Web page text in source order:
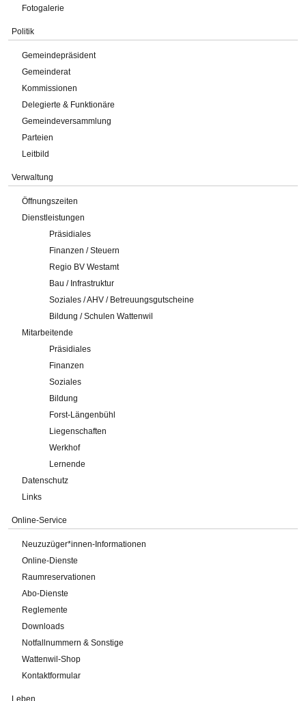
Fotogalerie
Politik
Gemeindepräsident
Gemeinderat
Kommissionen
Delegierte & Funktionäre
Gemeindeversammlung
Parteien
Leitbild
Verwaltung
Öffnungszeiten
Dienstleistungen
Präsidiales
Finanzen / Steuern
Regio BV Westamt
Bau / Infrastruktur
Soziales / AHV / Betreuungsgutscheine
Bildung / Schulen Wattenwil
Mitarbeitende
Präsidiales
Finanzen
Soziales
Bildung
Forst-Längenbühl
Liegenschaften
Werkhof
Lernende
Datenschutz
Links
Online-Service
Neuzuzüger*innen-Informationen
Online-Dienste
Raumreservationen
Abo-Dienste
Reglemente
Downloads
Notfallnummern & Sonstige
Wattenwil-Shop
Kontaktformular
Leben